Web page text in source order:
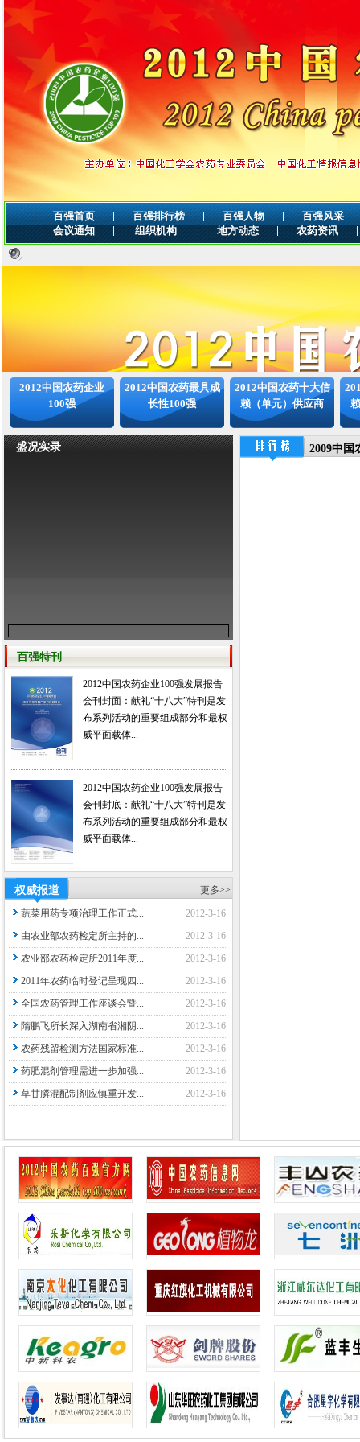
百强首页 | 百强排行榜 | 百强人物 |
百强风采
会议通知
| 组织机构 | 地方动态 | 农药资讯 |
2012中国农药企业
100强
2012中国农药最具成
长性100强
2012中国农药十大信
赖（单元）供应商
盛况实录
百强特刊
2012中国农药企业100强发展报告
会刊封面：献礼“十八大”特刊是发
布系列活动的重要组成部分和最权
威平面载体...
2012中国农药企业100强发展报告
会刊封底：献礼“十八大”特刊是发
布系列活动的重要组成部分和最权
威平面载体...
权威报道 更多>>
蔬菜用药专项治理工作正式...
2012-3-16
由农业部农药检定所主持的...
2012-3-16
农业部农药检定所2011年度...
2012-3-16
2011年农药临时登记呈现四...
2012-3-16
全国农药管理工作座谈会暨...
2012-3-16
隋鹏飞所长深入湖南省湘阴...
2012-3-16
农药残留检测方法国家标准...
2012-3-16
药肥混剂管理需进一步加强...
2012-3-16
草甘膦混配制剂应慎重开发...
2012-3-16
2009中国